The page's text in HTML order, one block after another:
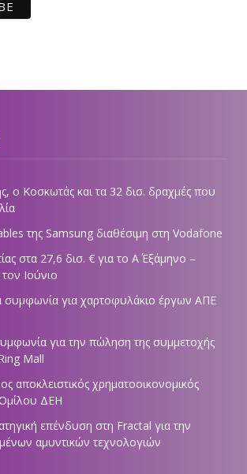
ο Κοσκωτάς και τα 32 δισ. δραχμές που
της Samsung διαθέσιμη στη Vodafone
στα 27,6 δισ. € για το Α΄ Εξάμηνο –
Ιούνιο
για χαρτοφυλάκιο έργων ΑΠΕ
για την πώληση της συμμετοχής
Mall
αποκλειστικός χρηματοοικονομικός
ΔΕΗ
επένδυση στη Fractal για την
αμυντικών τεχνολογιών